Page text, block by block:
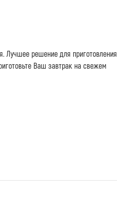
Лучшее решение для приготовления
Ваш завтрак на свежем